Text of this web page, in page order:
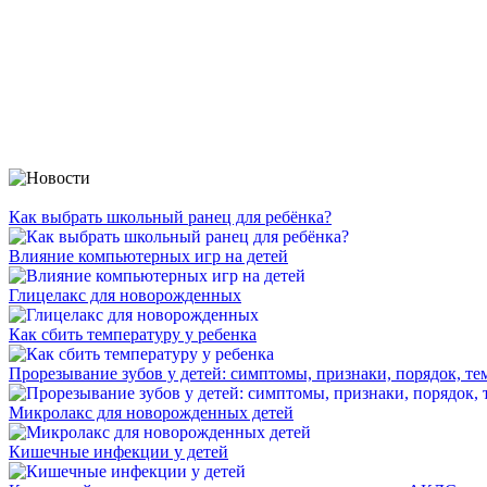
Как выбрать школьный ранец для ребёнка?
Влияние компьютерных игр на детей
Глицелакс для новорожденных
Как сбить температуру у ребенка
Прорезывание зубов у детей: симптомы, признаки, порядок,
Микролакс для новорожденных детей
Кишечные инфекции у детей